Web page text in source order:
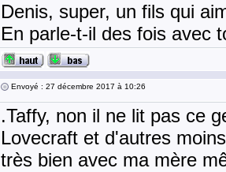
Denis, super, un fils qui
En parle-t-il des fois avec
Envoyé : 27 décembre 2017 à 10:26
.Taffy, non il ne lit pas ce
Lovecraft et d'autres
très bien avec ma mère